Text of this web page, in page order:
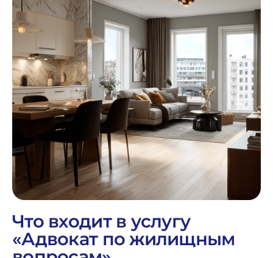
Что входит в услугу
«Адвокат по жилищным